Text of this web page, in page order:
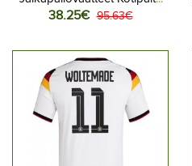
MM-kisat 2026 Lyhythihainen
38.25€ 95.63€